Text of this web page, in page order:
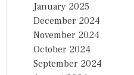
January 2025
December 2024
November 2024
October 2024
September 2024